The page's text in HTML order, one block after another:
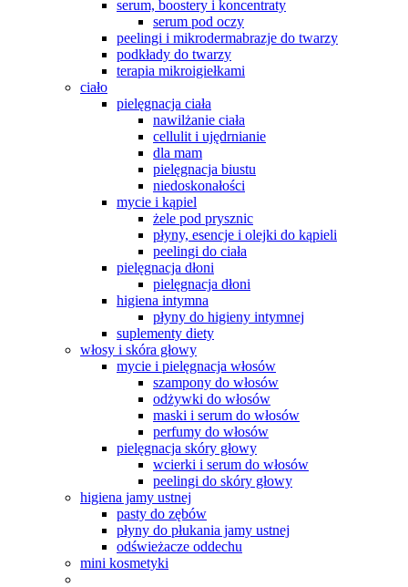
serum, boostery i koncentraty
serum pod oczy
peelingi i mikrodermabrazje do twarzy
podkłady do twarzy
terapia mikroigiełkami
ciało
pielęgnacja ciała
nawilżanie ciała
cellulit i ujędrnianie
dla mam
pielęgnacja biustu
niedoskonałości
mycie i kąpiel
żele pod prysznic
płyny, esencje i olejki do kąpieli
peelingi do ciała
pielęgnacja dłoni
pielęgnacja dłoni
higiena intymna
płyny do higieny intymnej
suplementy diety
włosy i skóra głowy
mycie i pielęgnacja włosów
szampony do włosów
odżywki do włosów
maski i serum do włosów
perfumy do włosów
pielęgnacja skóry głowy
wcierki i serum do włosów
peelingi do skóry głowy
higiena jamy ustnej
pasty do zębów
płyny do płukania jamy ustnej
odświeżacze oddechu
mini kosmetyki